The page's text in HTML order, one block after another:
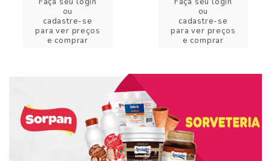
ou
cadastre-se
para ver preços
e comprar
ou
cadastre-se
para ver preços
e comprar